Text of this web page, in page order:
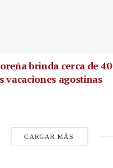
brinda cerca de
vacaciones agostinas
CARGAR MÁS